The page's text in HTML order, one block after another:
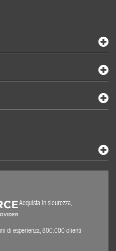
Acquista in sicurezza,
di esperienza, 800.000 clienti